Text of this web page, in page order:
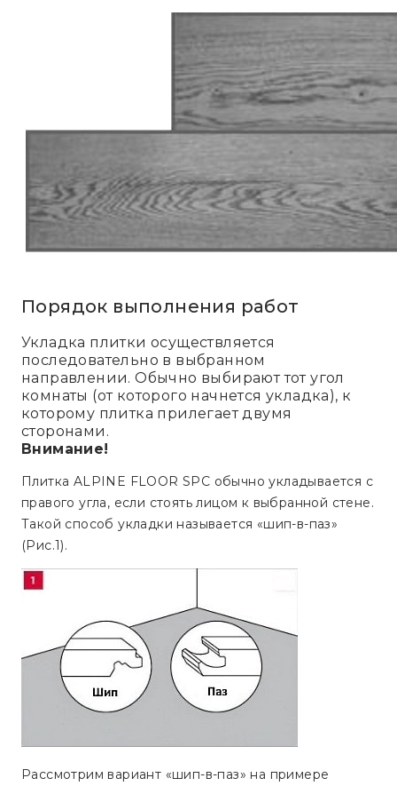
Порядок выполнения работ
Укладка плитки осуществляется
последовательно в выбранном
направлении. Обычно выбирают тот угол
комнаты (от которого начнется укладка), к
которому плитка прилегает двумя
сторонами.
Внимание!
Плитка ALPINE FLOOR SPC обычно укладывается с
правого угла, если стоять лицом к выбранной стене.
Такой способ укладки называется «шип-в-паз»
(Рис.1).
Рассмотрим вариант «шип-в-паз» на примере